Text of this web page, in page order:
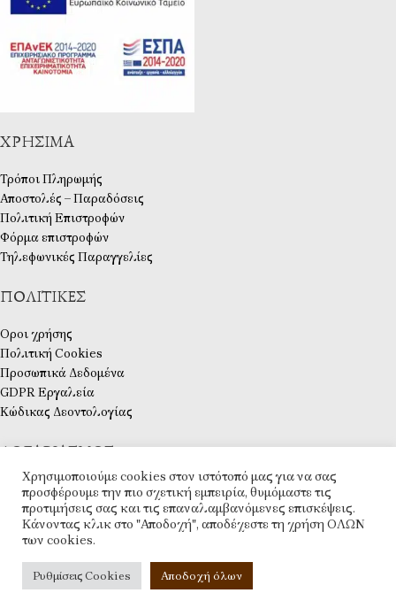
ΧΡΉΣΙΜΑ
Τρόποι Πληρωμής
Αποστολές – Παραδόσεις
Πολιτική Επιστροφών
Φόρμα επιστροφών
Τηλεφωνικές Παραγγελίες
ΠΟΛΙΤΙΚΈΣ
Οροι χρήσης
Πολιτική Cookies
Προσωπικά Δεδομένα
GDPR Εργαλεία
Κώδικας Δεοντολογίας
ΛΟΓΑΡΙΑΣΜΌΣ
Ο λογαριασμός μου
Ταμείο
Λίστα Επιθυμιών
Επικοινωνία
2025 CREATED BY
Χρησιμοποιούμε cookies στον ιστότοπό μας για να σας
προσφέρουμε την πιο σχετική εμπειρία, θυμόμαστε τις
προτιμήσεις σας και τις επαναλαμβανόμενες επισκέψεις.
Κάνοντας κλικ στο "Αποδοχή", αποδέχεστε τη χρήση ΟΛΩΝ
των cookies.
Ρυθμίσεις Cookies Αποδοχή όλων